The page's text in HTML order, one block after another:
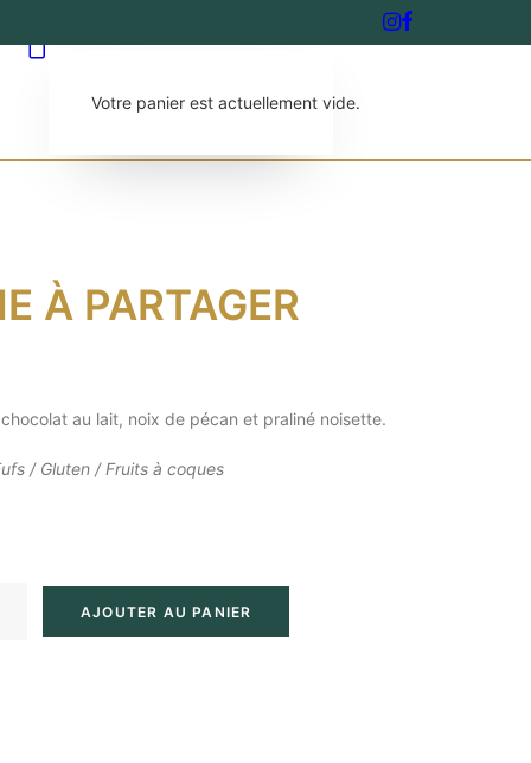
Votre panier est actuellement vide.
À PARTAGER
au lait, noix de pécan et praliné noisette.
/ Gluten / Fruits à coques
AJOUTER AU PANIER